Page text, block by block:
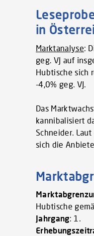
in
Marktanalyse:
geg. VJ auf
Hubtische sich
-4,0% geg. VJ.
Das
kannibalisiert
Schneider.
sich die
Hubtische
Jahrgang: 1.